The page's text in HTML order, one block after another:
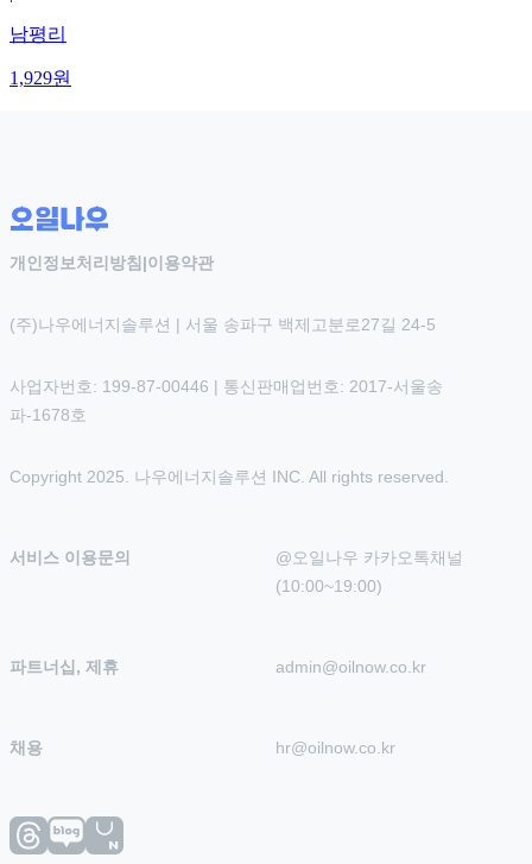
남평리
1,929원
개인정보처리방침 |이용약관
(주)나우에너지솔루션 | 서울 송파구 백제고분로27길 24-5
사업자번호: 199-87-00446 | 통신판매업번호: 2017-서울송
파-1678호
Copyright 2025. 나우에너지솔루션 INC. All rights reserved.
서비스 이용문의
@오일나우 카카오톡채널
(10:00~19:00)
파트너십, 제휴 admin@oilnow.co.kr
채용 hr@oilnow.co.kr